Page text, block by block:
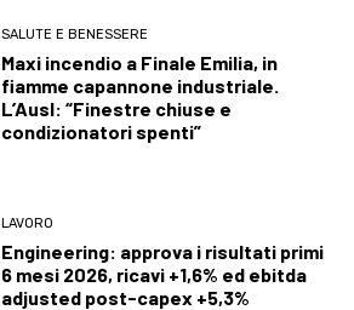
SALUTE E BENESSERE
Maxi incendio a Finale Emilia, in
fiamme capannone industriale.
L’Ausl: “Finestre chiuse e
condizionatori spenti”
LAVORO
Engineering: approva i risultati primi
6 mesi 2026, ricavi +1,6% ed ebitda
adjusted post-capex +5,3%